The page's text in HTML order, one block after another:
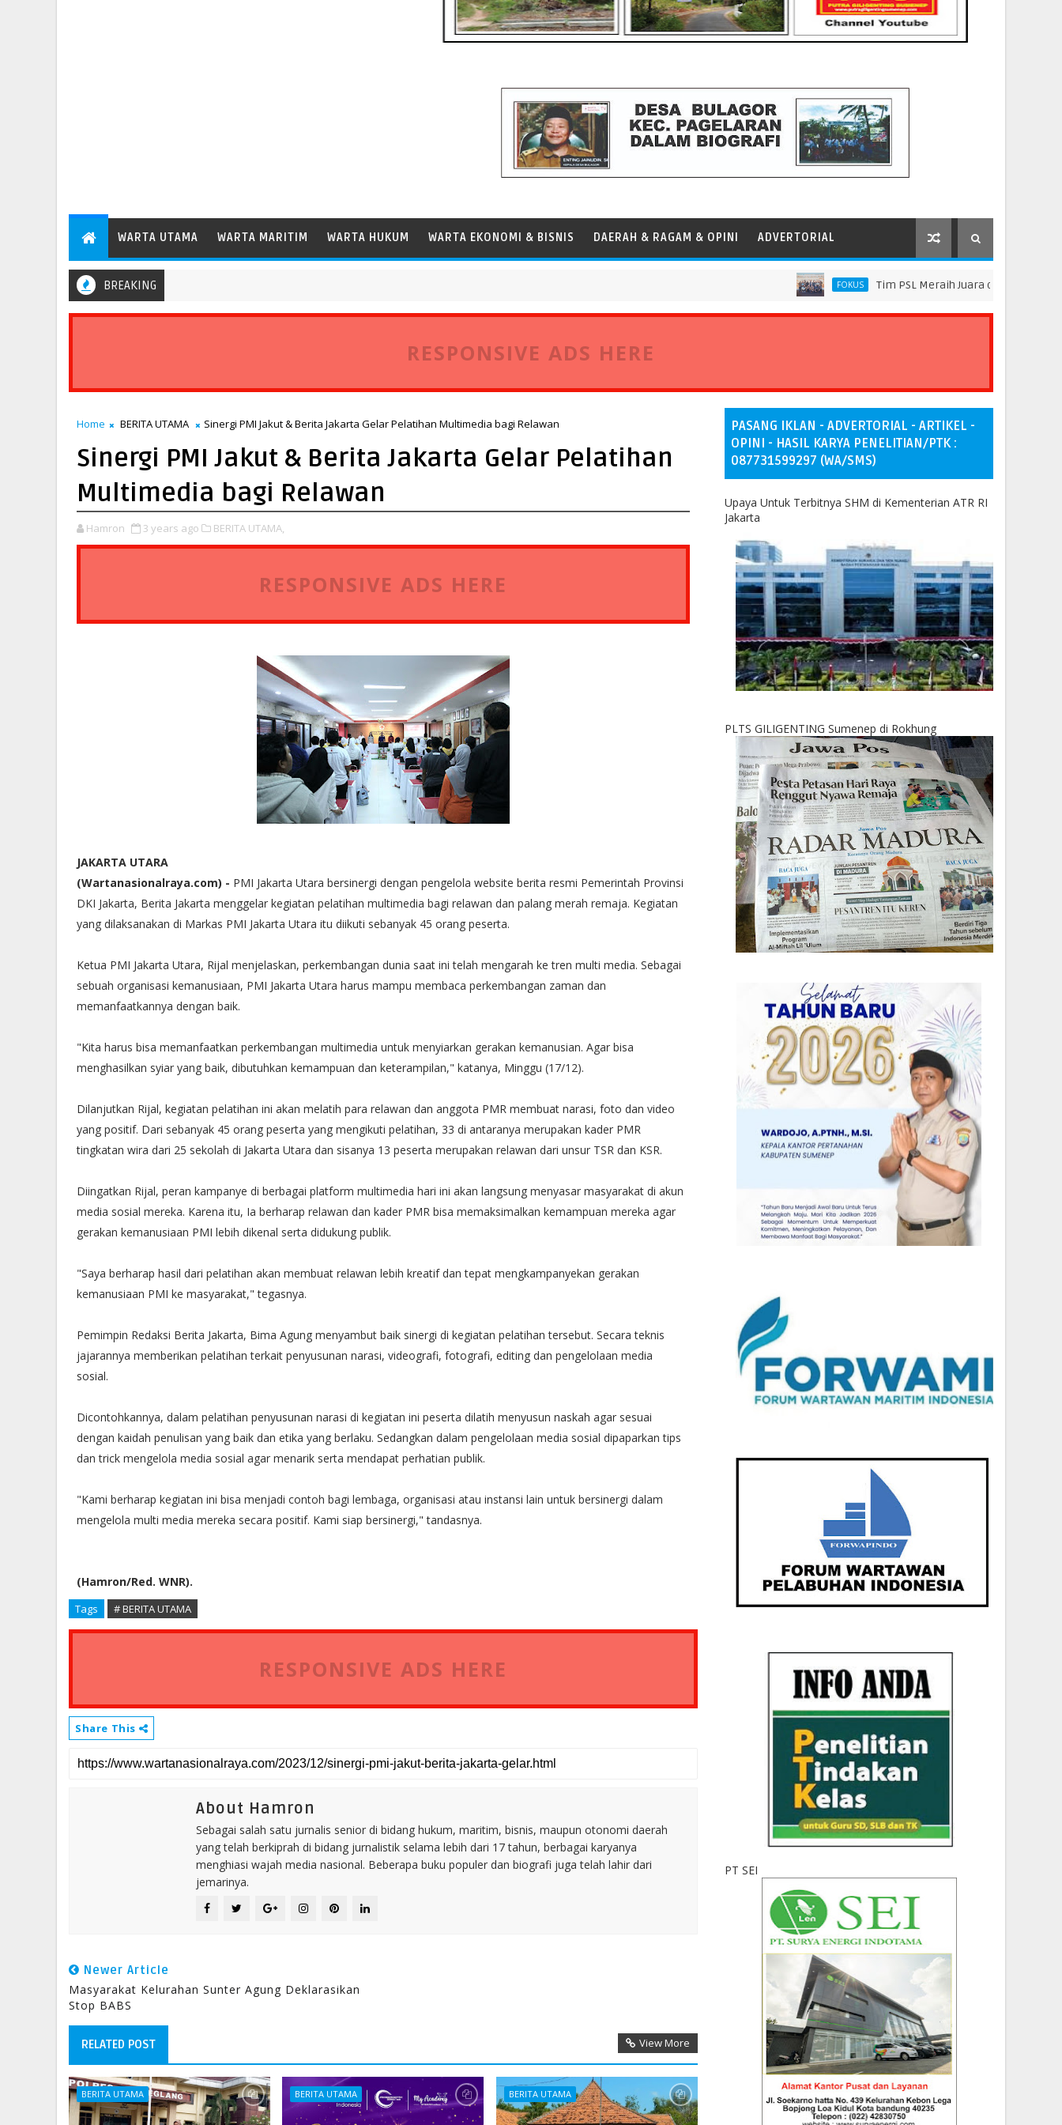
WARTA UTAMA WARTA MARITIM WARTA HUKUM WARTA EKONOMI & BISNIS DAERAH & RAGAM & OPINI ADVERTORIAL
BREAKING FOKUS Tim PSL Meraih Juara di Pelindo Innovation
Dudy Perkuat Evaluasi Aspek Keselamatan Transportasi Standar Operasional Kapal
RESPONSIVE ADS HERE
Home BERITA UTAMA Sinergi PMI Jakut & Berita Jakarta Gelar Pelatihan Multimedia bagi Relawan
Sinergi PMI Jakut & Berita Jakarta Gelar Pelatihan
Multimedia bagi Relawan
Hamron 3 years ago BERITA UTAMA,
RESPONSIVE ADS HERE
JAKARTA UTARA
(Wartanasionalraya.com) - PMI Jakarta Utara bersinergi dengan pengelola website berita resmi Pemerintah Provinsi
DKI Jakarta, Berita Jakarta menggelar kegiatan pelatihan multimedia bagi relawan dan palang merah remaja. Kegiatan
yang dilaksanakan di Markas PMI Jakarta Utara itu diikuti sebanyak 45 orang peserta.
Ketua PMI Jakarta Utara, Rijal menjelaskan, perkembangan dunia saat ini telah mengarah ke tren multi media. Sebagai
sebuah organisasi kemanusiaan, PMI Jakarta Utara harus mampu membaca perkembangan zaman dan
memanfaatkannya dengan baik.
"Kita harus bisa memanfaatkan perkembangan multimedia untuk menyiarkan gerakan kemanusian. Agar bisa
menghasilkan syiar yang baik, dibutuhkan kemampuan dan keterampilan," katanya, Minggu (17/12).
Dilanjutkan Rijal, kegiatan pelatihan ini akan melatih para relawan dan anggota PMR membuat narasi, foto dan video
yang positif. Dari sebanyak 45 orang peserta yang mengikuti pelatihan, 33 di antaranya merupakan kader PMR
tingkatan wira dari 25 sekolah di Jakarta Utara dan sisanya 13 peserta merupakan relawan dari unsur TSR dan KSR.
Diingatkan Rijal, peran kampanye di berbagai platform multimedia hari ini akan langsung menyasar masyarakat di akun
media sosial mereka. Karena itu, Ia berharap relawan dan kader PMR bisa memaksimalkan kemampuan mereka agar
gerakan kemanusiaan PMI lebih dikenal serta didukung publik.
"Saya berharap hasil dari pelatihan akan membuat relawan lebih kreatif dan tepat mengkampanyekan gerakan
kemanusiaan PMI ke masyarakat," tegasnya.
Pemimpin Redaksi Berita Jakarta, Bima Agung menyambut baik sinergi di kegiatan pelatihan tersebut. Secara teknis
jajarannya memberikan pelatihan terkait penyusunan narasi, videografi, fotografi, editing dan pengelolaan media
sosial.
Dicontohkannya, dalam pelatihan penyusunan narasi di kegiatan ini peserta dilatih menyusun naskah agar sesuai
dengan kaidah penulisan yang baik dan etika yang berlaku. Sedangkan dalam pengelolaan media sosial dipaparkan tips
dan trick mengelola media sosial agar menarik serta mendapat perhatian publik.
"Kami berharap kegiatan ini bisa menjadi contoh bagi lembaga, organisasi atau instansi lain untuk bersinergi dalam
mengelola multi media mereka secara positif. Kami siap bersinergi," tandasnya.
(Hamron/Red. WNR).
Tags # BERITA UTAMA
RESPONSIVE ADS HERE
Share This
About Hamron
Sebagai salah satu jurnalis senior di bidang hukum, maritim, bisnis, maupun otonomi daerah
yang telah berkiprah di bidang jurnalistik selama lebih dari 17 tahun, berbagai karyanya
menghiasi wajah media nasional. Beberapa buku populer dan biografi juga telah lahir dari
jemarinya.
Newer Article
Masyarakat Kelurahan Sunter Agung Deklarasikan
Stop BABS
RELATED POST View More
BERITA UTAMA BERITA UTAMA BERITA UTAMA
PASANG IKLAN - ADVERTORIAL - ARTIKEL -
OPINI - HASIL KARYA PENELITIAN/PTK :
087731599297 (WA/SMS)
Upaya Untuk Terbitnya SHM di Kementerian ATR RI
Jakarta
PLTS GILIGENTING Sumenep di Rokhung
PT SEI